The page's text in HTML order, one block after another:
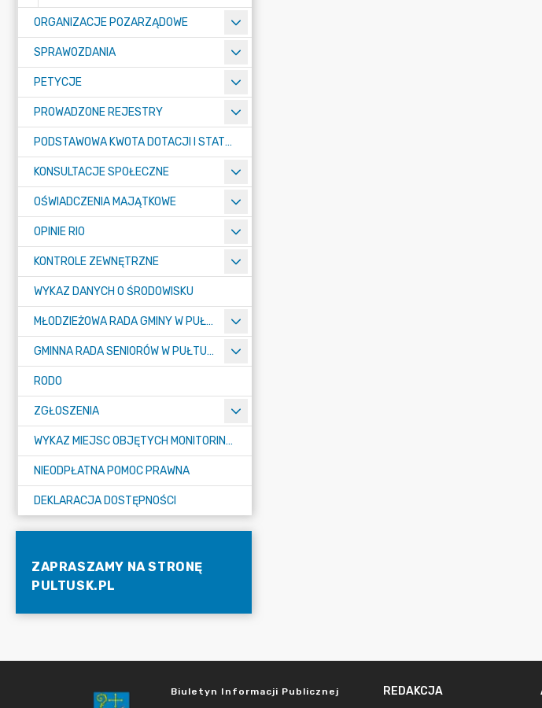
ORGANIZACJE POZARZĄDOWE
SPRAWOZDANIA
PETYCJE
PROWADZONE REJESTRY
PODSTAWOWA KWOTA DOTACJI I STATYSTYCZNA LICZBA UCZNIÓW
KONSULTACJE SPOŁECZNE
OŚWIADCZENIA MAJĄTKOWE
OPINIE RIO
KONTROLE ZEWNĘTRZNE
WYKAZ DANYCH O ŚRODOWISKU
MŁODZIEŻOWA RADA GMINY W PUŁTUSKU
GMINNA RADA SENIORÓW W PUŁTUSKU
RODO
ZGŁOSZENIA
WYKAZ MIEJSC OBJĘTYCH MONITORINGIEM
NIEODPŁATNA POMOC PRAWNA
DEKLARACJA DOSTĘPNOŚCI
ZAPRASZAMY NA STRONĘ
PULTUSK.PL
Biuletyn Informacji Publicznej REDAKCJA